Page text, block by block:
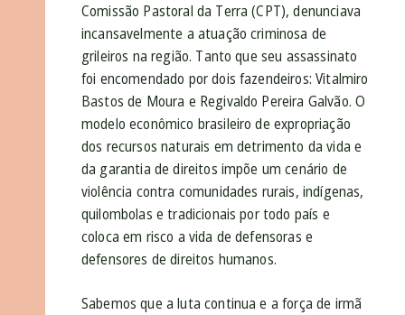
Comissão Pastoral da Terra (CPT), denunciava
incansavelmente a atuação criminosa de
grileiros na região. Tanto que seu assassinato
foi encomendado por dois fazendeiros: Vitalmiro
Bastos de Moura e Regivaldo Pereira Galvão. O
modelo econômico brasileiro de expropriação
dos recursos naturais em detrimento da vida e
da garantia de direitos impõe um cenário de
violência contra comunidades rurais, indígenas,
quilombolas e tradicionais por todo país e
coloca em risco a vida de defensoras e
defensores de direitos humanos.
Sabemos que a luta continua e a força de irmã